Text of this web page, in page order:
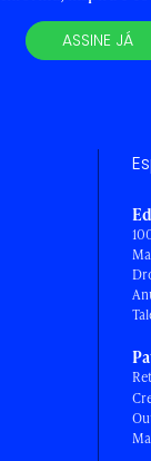
ASSINE JÁ